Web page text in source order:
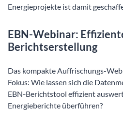
Energieprojekte ist damit
EBN-Webinar:
Berichtserstellung
Das kompakte Auffrischungs-
Fokus: Wie lassen sich die
EBN‑Berichtstool effizient
Energieberichte überführen?